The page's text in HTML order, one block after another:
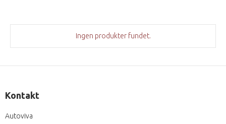
Ingen produkter fundet.
Kontakt
Autoviva